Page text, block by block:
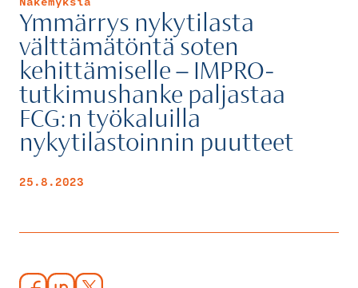
Ymmärrys nykytilasta
välttämätöntä soten
kehittämiselle – IMPRO-
tutkimushanke paljastaa
FCG:n työkaluilla
nykytilastoinnin puutteet
25.8.2023